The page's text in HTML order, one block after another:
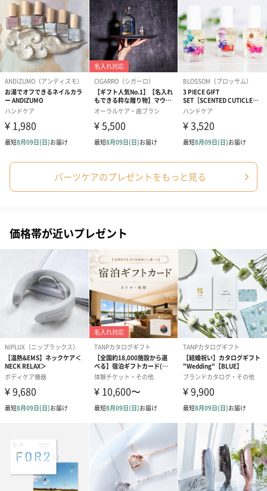
プリザーブドフラワー
ブーケ（ピンク）
（2,580円）
プリザーブドフラワー
ブーケ（ブルー）
（2,580円）
アミュレット
ク）（1,500
ぬいぐるみ
愛らしいぬいぐるみを同梱してお届けします。
誕生日・記念日・出産祝いなどのシーンにおすすめです。
フラワーテディベア
（2,390円）
テディベア（バニラ）
（1,760円）
テディベア（
ル）（1,760
紅茶・コーヒー・スイーツ
紅茶・コーヒー・スイーツを同梱してお届けいたします。ギフト
への＋αにおすすめです。
パーツケアのプレゼントをもっと見る
価格帯が近いプレゼント